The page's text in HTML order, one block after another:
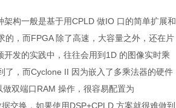
构一般是基于用CPLD 做IO 口的简单扩展和
，而FPGA 除了高速，大容量之外，还在片
发的实践中，往往会用到1D 的图像实时乘
了，而Cyclone II 因为嵌入了多乘法器的硬件
双端口RAM 操作，很容易配置为
交换，如果使用DSP+CPLD 方案就很难做到